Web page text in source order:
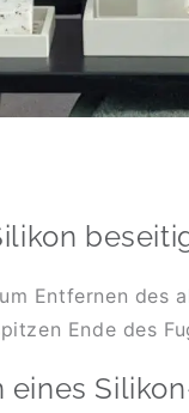
Entfernen des
Ende des
eines